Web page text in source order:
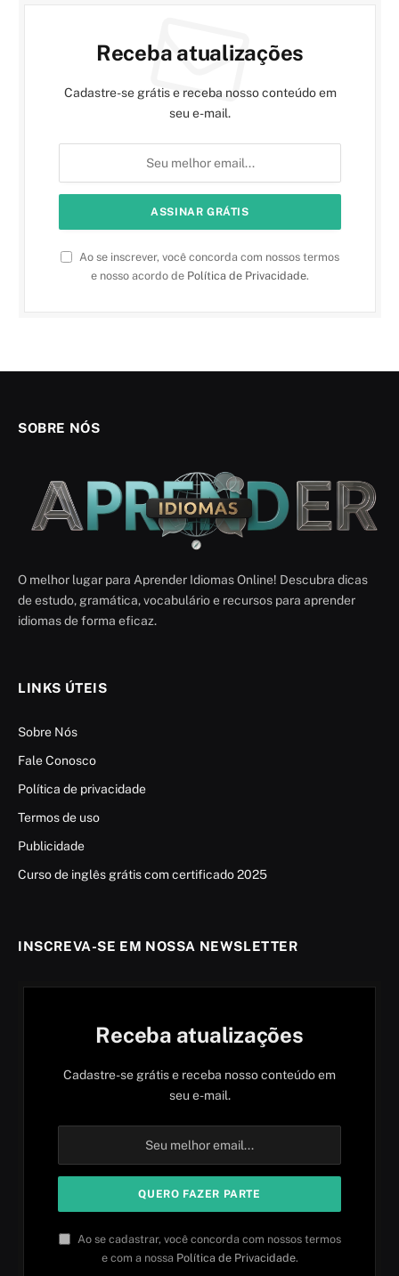
Receba atualizações
Cadastre-se grátis e receba nosso conteúdo em
seu e-mail.
Ao se inscrever, você concorda com nossos termos
e nosso acordo de Política de Privacidade.
SOBRE NÓS
O melhor lugar para Aprender Idiomas Online! Descubra dicas
de estudo, gramática, vocabulário e recursos para aprender
idiomas de forma eficaz.
LINKS ÚTEIS
Sobre Nós
Fale Conosco
Política de privacidade
Termos de uso
Publicidade
Curso de inglês grátis com certificado 2025
INSCREVA-SE EM NOSSA NEWSLETTER
Receba atualizações
Cadastre-se grátis e receba nosso conteúdo em
seu e-mail.
Ao se cadastrar, você concorda com nossos termos
e com a nossa Política de Privacidade.